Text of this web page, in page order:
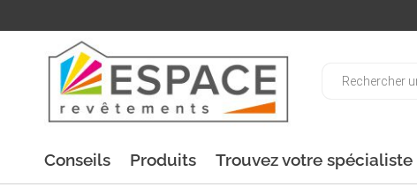
Conseils Produits Trouvez votre spécialiste